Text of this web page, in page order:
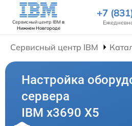
Сервисный центр IBM в
Нижнем Новгороде
+7
Сервисный центр IBM
Настройка
сервера
IBM x3690 X5